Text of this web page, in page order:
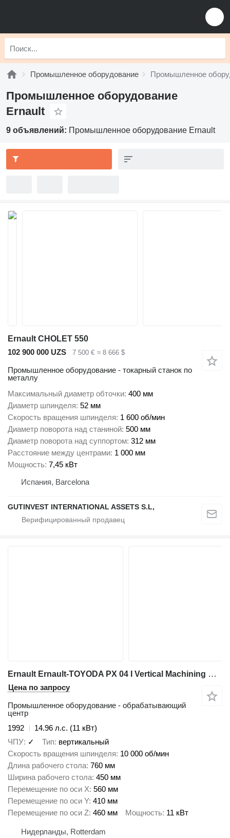
Промышленное оборудование Промышленное
Промышленное оборудование
Ernault
9 объявлений: Промышленное оборудование Ernault
Ernault CHOLET 550
102 900 000 UZS
7 500 € ≈ 8 666 $
Промышленное оборудование - токарный станок по
металлу
Максимальный диаметр обточки 400 мм
Диаметр шпинделя 52 мм
Скорость вращения шпинделя 1 600 об/мин
Диаметр поворота над станиной 500 мм
Диаметр поворота над суппортом 312 мм
Расстояние между центрами 1 000 мм
Мощность 7,45 кВт
Испания, Barcelona
GUTINVEST INTERNATIONAL ASSETS S.L,
Ernault Ernault-TOYODA PX 04 I Vertical Machining Center I 1992
Цена по запросу
Промышленное оборудование - обрабатывающий
центр
1992
14.96 л.с. (11 кВт)
ЧПУ ✓ Тип вертикальный
Скорость вращения шпинделя 10 000 об/мин
Длина рабочего стола 760 мм
Ширина рабочего стола 450 мм
Перемещение по оси X 560 мм
Перемещение по оси Y 410 мм
Перемещение по оси Z 460 мм Мощность 11 кВт
Нидерланды, Rotterdam